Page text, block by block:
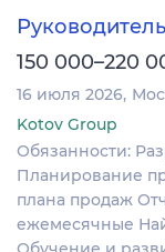
150 000–220
16 июля 2026
Kotov Group
Обязанности:
Планирование
плана продаж
ежемесячные